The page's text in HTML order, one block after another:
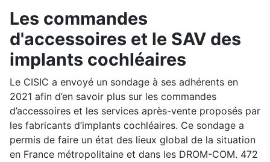
Les commandes
d'accessoires et le SAV des
implants cochléaires
Le CISIC a envoyé un sondage à ses adhérents en
2021 afin d’en savoir plus sur les commandes
d’accessoires et les services après-vente proposés par
les fabricants d’implants cochléaires. Ce sondage a
permis de faire un état des lieux global de la situation
en France métropolitaine et dans les DROM-COM. 472